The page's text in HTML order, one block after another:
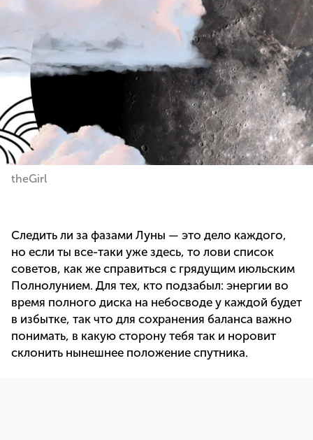
theGirl
Следить ли за фазами Луны — это дело каждого,
но если ты все-таки уже здесь, то лови список
советов, как же справиться с грядущим июльским
Полнолунием. Для тех, кто подзабыл: энергии во
время полного диска на небосводе у каждой будет
в избытке, так что для сохранения баланса важно
понимать, в какую сторону тебя так и норовит
склонить нынешнее положение спутника.